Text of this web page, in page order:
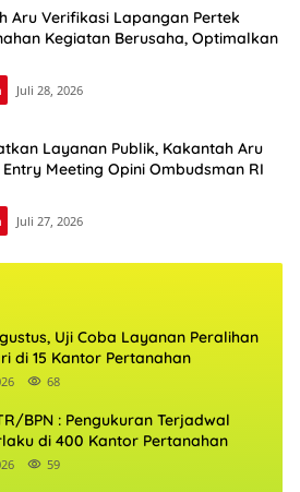
Aru Verifikasi Lapangan Pertek
Kegiatan Berusaha, Optimalkan
Juli 28, 2026
Layanan Publik, Kakantah Aru
Meeting Opini Ombudsman RI
Juli 27, 2026
Uji Coba Layanan Peralihan
di 15 Kantor Pertanahan
68
BPN : Pengukuran Terjadwal
di 400 Kantor Pertanahan
59